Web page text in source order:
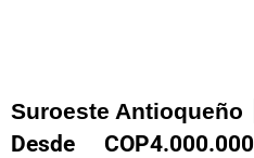
Suroeste Antioqueño
Desde COP4.000.000